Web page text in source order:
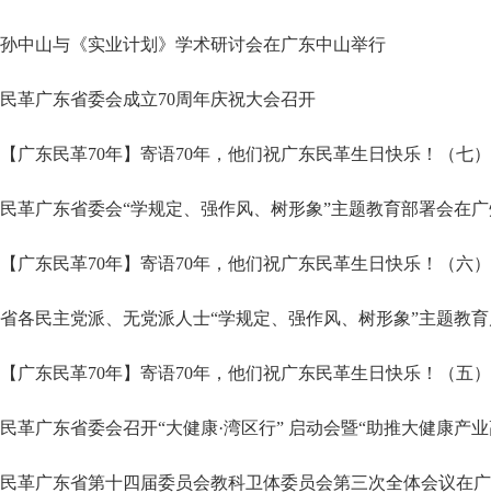
孙中山与《实业计划》学术研讨会在广东中山举行
民革广东省委会成立70周年庆祝大会召开
【广东民革70年】寄语70年，他们祝广东民革生日快乐！（七）
民革广东省委会“学规定、强作风、树形象”主题教育部署会在
【广东民革70年】寄语70年，他们祝广东民革生日快乐！（六）
省各民主党派、无党派人士“学规定、强作风、树形象”主题教
【广东民革70年】寄语70年，他们祝广东民革生日快乐！（五）
民革广东省委会召开“大健康·湾区行” 启动会暨“助推大健康产
民革广东省第十四届委员会教科卫体委员会第三次全体会议在